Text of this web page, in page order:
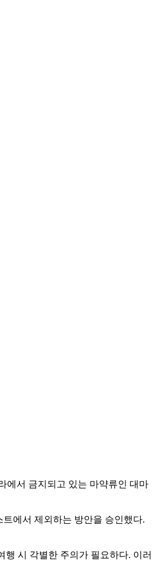
에서 금지되고 있는 마약류인 대마
에서 제외하는 방안을 승인했다.
시 각별한 주의가 필요하다. 이러